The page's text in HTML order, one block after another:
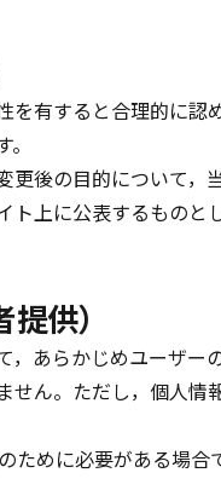
を有すると合理的に認
更後の目的について，
上に公表するものとし
供）
，あらかじめユーザー
せん。ただし，個人情
ために必要がある場合